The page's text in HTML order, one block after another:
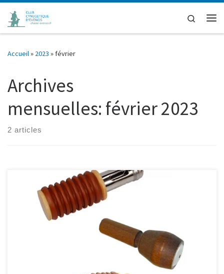
Passer au contenu
Search
Accueil» 2023 »février
Archives
mensuelles: février 2023
2 articles
Début de l’école : Lundi 18 mars 2024 fin de l’école : En fonction
des disponibilités des élèves Jour choisi : chaque Lundi sauf férié
Horaire : 18 heures Durée du cours : De 1H à 1H30 Cotisation
annuelle : 10 euros / élève Matériel à emporter : Toutes sortes de